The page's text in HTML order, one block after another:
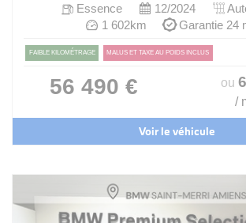
Essence 12/2024
1 602km
Garantie 24
FAIBLE KILOMÉTRAGE MALUS ET TAXE AU POIDS INCLUS
56 490 € ou
/
Voir le véhicule